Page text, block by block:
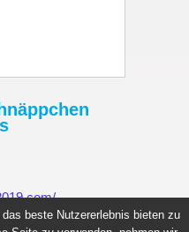
beste Nutzererlebnis bieten zu